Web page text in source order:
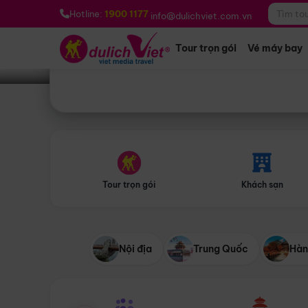
Hotline: 1900 1177 info@dulichviet.com.vn
Tour trọn gói Vé máy bay
Bạn muốn đi đâu? *
Tour trọn gói Khách sạn
Nội địa Trung Quốc